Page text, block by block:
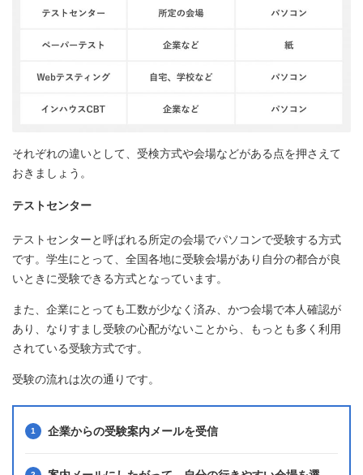
それぞれの違いとして、受検方式や会場などがある点を押さえて
おきましょう。
テストセンター
テストセンターと呼ばれる所定の会場でパソコンで受験する方式
です。学生にとって、全国各地に受験会場があり自分の都合が良
いときに受験できる方式となっています。
また、企業にとっても工数が少なく済み、かつ会場で本人確認が
あり、なりすまし受験の心配がないことから、もっとも多く利用
されている受験方式です。
受験の流れは次の通りです。
企業からの受験案内メールを受信